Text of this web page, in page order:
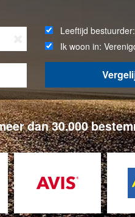
Leeftijd
Ik woon in:
dan 30.000